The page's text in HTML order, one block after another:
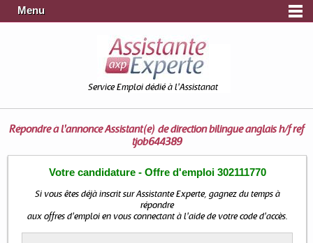
Menu
Service Emploi dédié à l'Assistanat
Répondre à l'annonceAssistant(e) de direction bilingue anglais h/f ref
tjob644389
Votre candidature - Offre d'emploi 302111770
Si vous êtes déjà inscrit sur Assistante Experte, gagnez du temps à
répondre
aux offres d'emploi en vous connectant à l'aide de votre code d'accès.